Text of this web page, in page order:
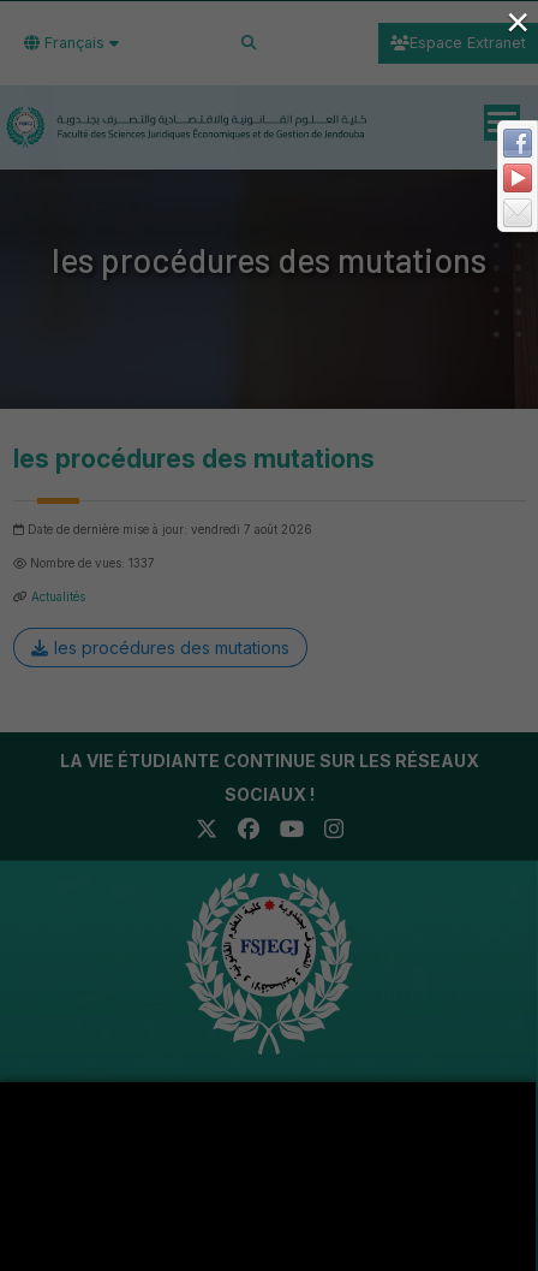
Français Espace Extranet
les procédures des mutations
les procédures des mutations
Date de dernière mise à jour: vendredi 7 août 2026
Nombre de vues: 1337
Actualités
les procédures des mutations
LA VIE ÉTUDIANTE CONTINUE SUR LES RÉSEAUX
SOCIAUX !
×